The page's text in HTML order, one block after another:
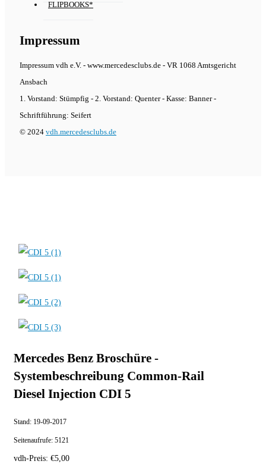
FLIPBOOKS*
Impressum
Impressum vdh e.V. - www.mercedesclubs.de - VR 1068 Amtsgericht
Ansbach
1. Vorstand: Stümpfig - 2. Vorstand: Quenter - Kasse: Banner -
Schriftführung: Seifert
© 2024 vdh.mercedesclubs.de
Mercedes Benz Broschüre -
Systembeschreibung Common-Rail
Diesel Injection CDI 5
Stand: 19-09-2017
Seitenaufrufe: 5121
vdh-Preis: €5,00